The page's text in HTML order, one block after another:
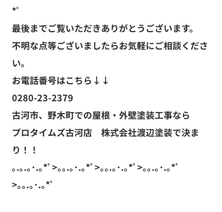
*ﾟ
最後までご覧いただきありがとうございます。
不明な点等ございましたらお気軽にご相談くださ
い。
お電話番号はこちら↓↓
0280-23-2379
古河市、野木町での屋根・外壁塗装工事なら
プロタイムズ古河店 株式会社渡辺塗装で決ま
り！！
｡.｡.｡･.｡*ﾟ>｡｡.｡･.｡*ﾟ>｡｡.｡･.｡*ﾟ>｡｡.｡･.｡*ﾟ
>｡｡.｡･.｡*ﾟ